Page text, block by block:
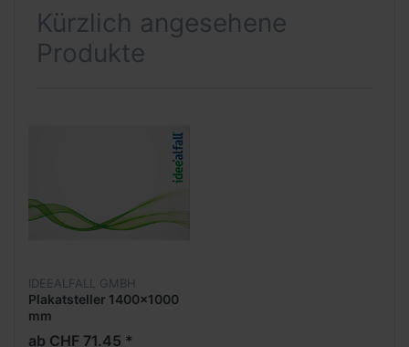
Kürzlich angesehene
Produkte
IDEEALFALL GMBH
Plakatsteller 1400x1000
mm
ab CHF 71.45 *